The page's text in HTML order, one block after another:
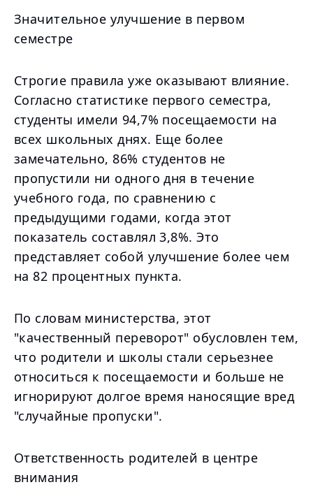
Значительное улучшение в первом
семестре
Строгие правила уже оказывают влияние.
Согласно статистике первого семестра,
студенты имели 94,7% посещаемости на
всех школьных днях. Еще более
замечательно, 86% студентов не
пропустили ни одного дня в течение
учебного года, по сравнению с
предыдущими годами, когда этот
показатель составлял 3,8%. Это
представляет собой улучшение более чем
на 82 процентных пункта.
По словам министерства, этот
"качественный переворот" обусловлен тем,
что родители и школы стали серьезнее
относиться к посещаемости и больше не
игнорируют долгое время наносящие вред
"случайные пропуски".
Ответственность родителей в центре
внимания